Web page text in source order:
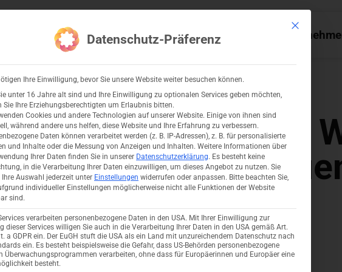
Open Salesforce
Branchen
Open Branchen
Produkte & Partner
Open Produkte & Partner
Ressourcen
Open
Blog,Management,Marketing,Mindset
und durchstarten:
Business
verleiht
IBS Technology 7. März 2023
Mit diesem
Datenschutz-Präferenz
Ihre Einwilligung, bevor Sie unsere Website weiter besuchen können.
unter 16 Jahre alt sind und Ihre Einwilligung zu optionalen Services geben möchten,
Sie Ihre Erziehungsberechtigten um Erlaubnis bitten.
Cookies und andere Technologien auf unserer Website. Einige von ihnen sind
während andere uns helfen, diese Website und Ihre Erfahrung zu verbessern.
Daten können verarbeitet werden (z. B. IP-Adressen), z. B. für personalisierte
und Inhalte oder die Messung von Anzeigen und Inhalten. Weitere Informationen über
Ihrer Daten finden Sie in unserer Datenschutzerklärung. Es besteht keine
in die Verarbeitung Ihrer Daten einzuwilligen, um dieses Angebot zu nutzen. Sie
Auswahl jederzeit unter Einstellungen widerrufen oder anpassen. Bitte beachten Sie,
individueller Einstellungen möglicherweise nicht alle Funktionen der Website
sind.
verarbeiten personenbezogene Daten in den USA. Mit Ihrer Einwilligung zur
dieser Services willigen Sie auch in die Verarbeitung Ihrer Daten in den USA gemäß Art.
a GDPR ein. Der EuGH stuft die USA als ein Land mit unzureichendem Datenschutz nach
ein. Es besteht beispielsweise die Gefahr, dass US-Behörden personenbezogene
Überwachungsprogrammen verarbeiten, ohne dass für Europäerinnen und Europäer eine
besteht.